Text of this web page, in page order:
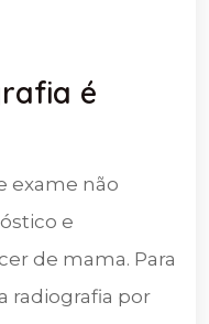
é
exame não
e
de mama. Para
radiografia por